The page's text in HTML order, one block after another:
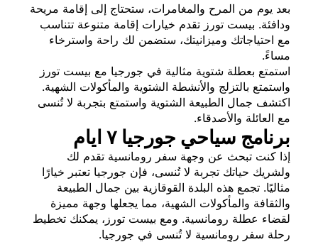
بعد يوم من المرح والمغامرات، ستحتاج إلى إقامة مريحة
ودافئة. بيست تورز تقدم خيارات إقامة متنوعة تتناسب
مع احتياجاتك وميزانيتك، ستضمن لك راحة واسترخاء
مساءً.
استمتع بعطلة شتوية مثالية في جورجيا مع بيست تورز
واستمتع بالتزلج والأنشطة الشتوية والمأكولات الشهية.
اكتشف جمال الطبيعة الشتوية واستمتع بتجربة لا تُنسى
مع العائلة والأصدقاء.
برنامج سياحي جورجيا ٧ ايام
إذا كنت تبحث عن وجهة سفر رومانسية تقدم لك
ولشريك حياتك تجربة لا تُنسى، فإن جورجيا تعتبر خيارًا
مثاليًا. تجمع هذه البلدة القوقازية بين جمال الطبيعة
والثقافة والمأكولات الشهية، مما يجعلها وجهة مميزة
لقضاء عطلة رومانسية. ومع بيست تورز، يمكنك تخطيط
رحلة سفر رومانسية لا تُنسى في جورجيا.